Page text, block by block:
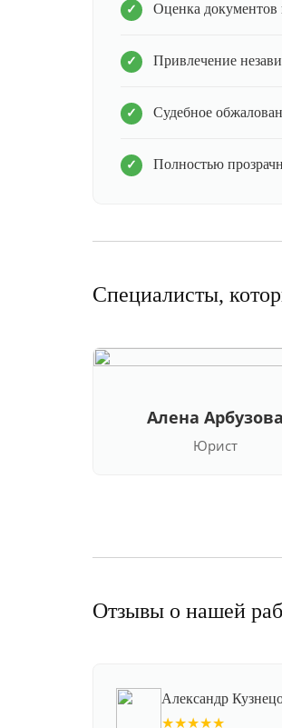
Оценка документов
Привлечение
Судебное
Полностью
Специалисты,
Алена Арбузова
Юрист
Отзывы о нашей
Александр
★★★★★